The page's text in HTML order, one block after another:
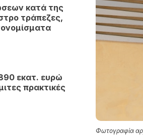
κατά της
τράπεζες,
εκατ. ευρώ
πρακτικές
Φωτογραφία